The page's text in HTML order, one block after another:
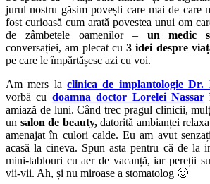
jurul nostru găsim povești care mai de care
fost curioasă cum arată povestea unui om
de zâmbetele oamenilor – un medic
conversației, am plecat cu3 idei despre
pe care le împărtășesc azi cu voi.
Am mers laclinica de implantologie Dr.
vorbă cu doamna doctor Lorelei Nassar
amiază de luni. Când trec pragul clinicii,
un salon de beauty,datorită ambianței
amenajat în culori calde. Eu am avut
acasă la cineva. Spun asta pentru că de la
mini-tablouri cu aer de vacanță, iar pereții
vii-vii. Ah, și nu miroase a stomatolog 🙂